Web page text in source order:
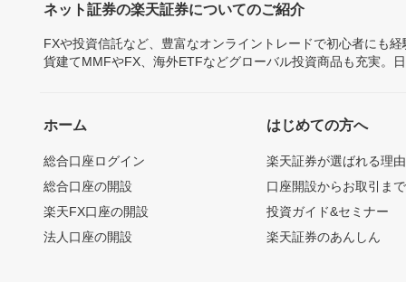
ネット証券の楽天証券についてのご紹介
FXや投資信託など、豊富なオンライントレードで初心者にも
貨建てMMFやFX、海外ETFなどグローバル投資商品も充実。
ホーム
総合口座ログイン
総合口座の開設
楽天FX口座の開設
法人口座の開設
はじめての方へ
楽天証券が選ばれる理由
口座開設からお取引ま
投資ガイド&セミナー
楽天証券のあんしん